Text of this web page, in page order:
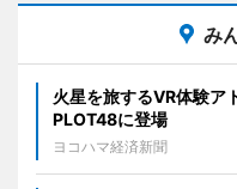
み
火星を旅するVR体験
PLOT48に登場
ヨコハマ経済新聞